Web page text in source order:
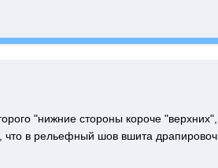
"нижние стороны короче
что в рельефный шов вшита